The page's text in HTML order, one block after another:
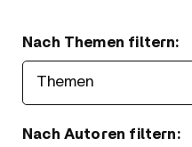
Nach Themen filtern:
Nach Autoren filtern: